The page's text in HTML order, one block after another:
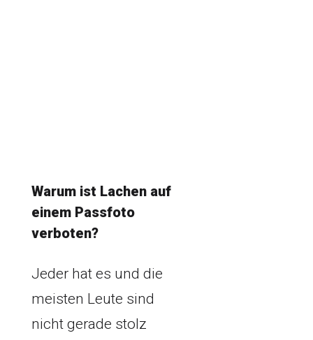
Warum ist Lachen auf
einem Passfoto
verboten?
Jeder hat es und die
meisten Leute sind
nicht gerade stolz